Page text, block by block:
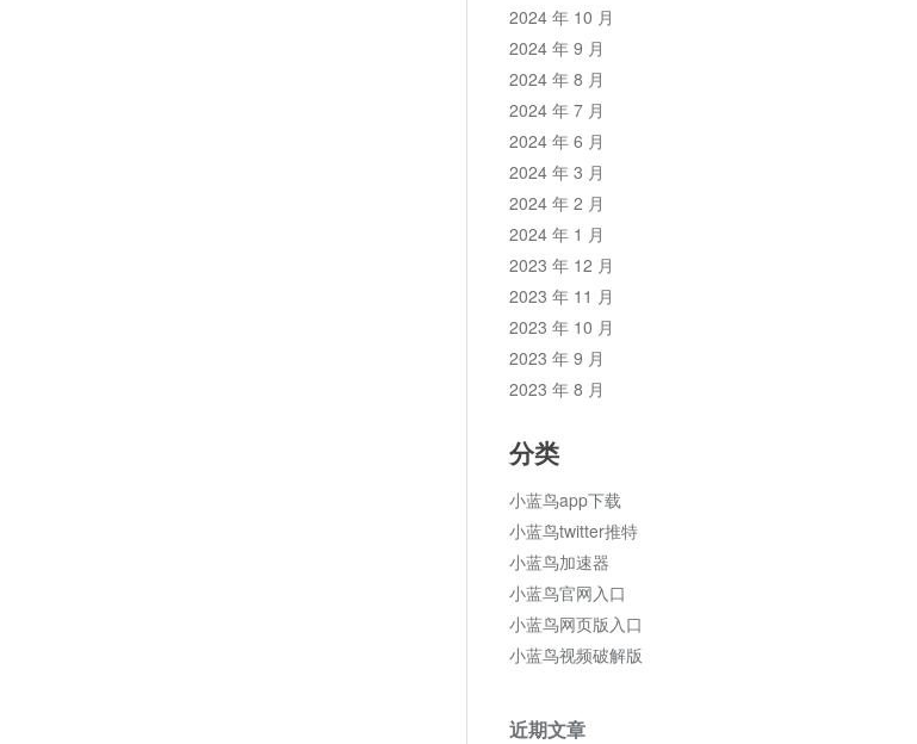
2024 年 10 月
2024 年 9 月
2024 年 8 月
2024 年 7 月
2024 年 6 月
2024 年 3 月
2024 年 2 月
2024 年 1 月
2023 年 12 月
2023 年 11 月
2023 年 10 月
2023 年 9 月
2023 年 8 月
分类
小蓝鸟app下载
小蓝鸟twitter推特
小蓝鸟加速器
小蓝鸟官网入口
小蓝鸟网页版入口
小蓝鸟视频破解版
近期文章